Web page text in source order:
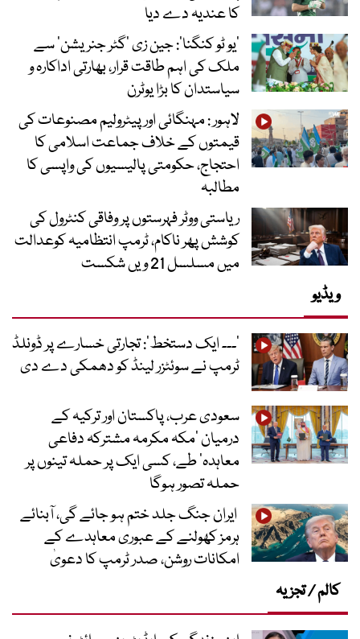
کا عندیہ دے دیا
’یو ٹو کنگنا‘: جین زی ’گٹر جنریشن‘ سے
ملک کی اہم طاقت قرار، بھارتی اداکارہ و
سیاستدان کا بڑا یوٹرن
لاہور : مہنگائی اور پیٹرولیم مصنوعات کی
قیمتوں کے خلاف جماعت اسلامی کا
احتجاج، حکومتی پالیسیوں کی واپسی کا
مطالبہ
ریاستی ووٹر فہرستوں پر وفاقی کنٹرول کی
کوشش پھر ناکام، ٹرمپ انتظامیہ کوعدالت
میں مسلسل 21 ویں شکست
ویڈیو
’۔۔۔ ایک دستخط‘: تجارتی خسارے پر ڈونلڈ
ٹرمپ نے سوئٹزر لینڈ کو دھمکی دے دی
سعودی عرب، پاکستان اور ترکیہ کے
درمیان ’مکہ مکرمہ مشترکہ دفاعی
معاہدہ‘ طے، کسی ایک پر حملہ تینوں پر
حملہ تصور ہوگا
ایران جنگ جلد ختم ہو جائے گی، آبنائے
ہرمز کھولنے کے عبوری معاہدے کے
امکانات روشن، صدر ٹرمپ کا دعویٰ
کالم / تجزیہ